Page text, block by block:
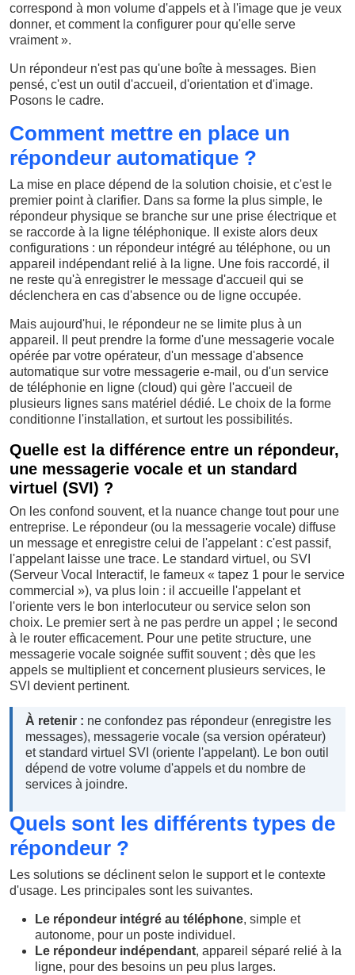
correspond à mon volume d'appels et à l'image que je veux
donner, et comment la configurer pour qu'elle serve
vraiment ».
Un répondeur n'est pas qu'une boîte à messages. Bien
pensé, c'est un outil d'accueil, d'orientation et d'image.
Posons le cadre.
Comment mettre en place un
répondeur automatique ?
La mise en place dépend de la solution choisie, et c'est le
premier point à clarifier. Dans sa forme la plus simple, le
répondeur physique se branche sur une prise électrique et
se raccorde à la ligne téléphonique. Il existe alors deux
configurations : un répondeur intégré au téléphone, ou un
appareil indépendant relié à la ligne. Une fois raccordé, il
ne reste qu'à enregistrer le message d'accueil qui se
déclenchera en cas d'absence ou de ligne occupée.
Mais aujourd'hui, le répondeur ne se limite plus à un
appareil. Il peut prendre la forme d'une messagerie vocale
opérée par votre opérateur, d'un message d'absence
automatique sur votre messagerie e-mail, ou d'un service
de téléphonie en ligne (cloud) qui gère l'accueil de
plusieurs lignes sans matériel dédié. Le choix de la forme
conditionne l'installation, et surtout les possibilités.
Quelle est la différence entre un répondeur,
une messagerie vocale et un standard
virtuel (SVI) ?
On les confond souvent, et la nuance change tout pour une
entreprise. Le répondeur (ou la messagerie vocale) diffuse
un message et enregistre celui de l'appelant : c'est passif,
l'appelant laisse une trace. Le standard virtuel, ou SVI
(Serveur Vocal Interactif, le fameux « tapez 1 pour le service
commercial »), va plus loin : il accueille l'appelant et
l'oriente vers le bon interlocuteur ou service selon son
choix. Le premier sert à ne pas perdre un appel ; le second
à le router efficacement. Pour une petite structure, une
messagerie vocale soignée suffit souvent ; dès que les
appels se multiplient et concernent plusieurs services, le
SVI devient pertinent.
À retenir : ne confondez pas répondeur (enregistre les
messages), messagerie vocale (sa version opérateur)
et standard virtuel SVI (oriente l'appelant). Le bon outil
dépend de votre volume d'appels et du nombre de
services à joindre.
Quels sont les différents types de
répondeur ?
Les solutions se déclinent selon le support et le contexte
d'usage. Les principales sont les suivantes.
Le répondeur intégré au téléphone, simple et
autonome, pour un poste individuel.
Le répondeur indépendant, appareil séparé relié à la
ligne, pour des besoins un peu plus larges.